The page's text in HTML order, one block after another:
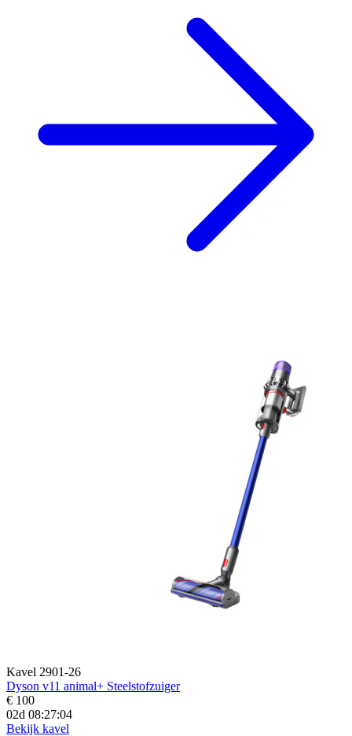
Kavel 2901-26
Dyson v11 animal+ Steelstofzuiger
€ 100
02d 08:27:02
Bekijk kavel